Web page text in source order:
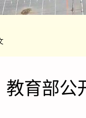
教育部公